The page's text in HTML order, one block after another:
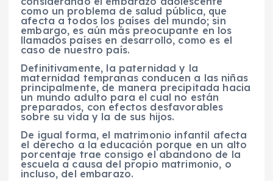
como un problema de salud pública, que
afecta a todos los países del mundo; sin
embargo, es aún más preocupante en los
llamados países en desarrollo, como es el
caso de nuestro país.
Definitivamente, la paternidad y la
maternidad tempranas conducen a las niñas
principalmente, de manera precipitada hacia
un mundo adulto para el cual no están
preparados, con efectos desfavorables
sobre su vida y la de sus hijos.
De igual forma, el matrimonio infantil afecta
el derecho a la educación porque en un alto
porcentaje trae consigo el abandono de la
escuela a causa del propio matrimonio, o
incluso, del embarazo.